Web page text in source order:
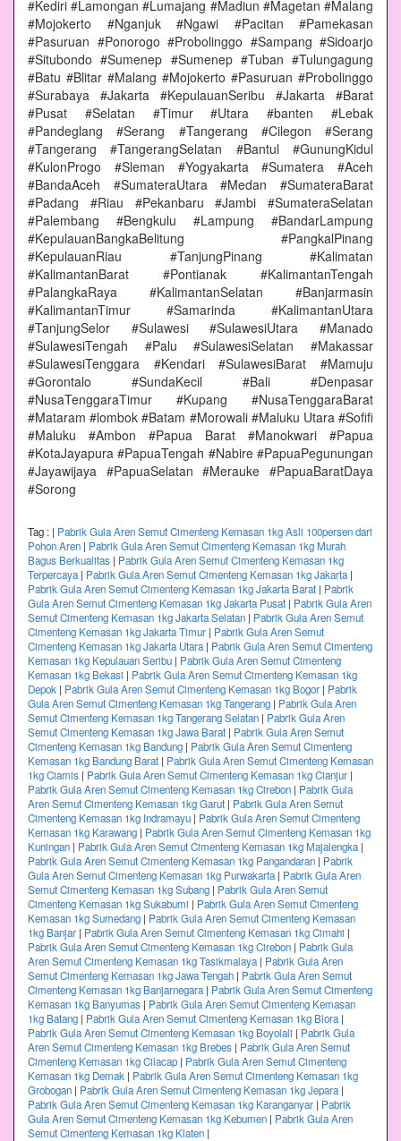
#Kediri #Lamongan #Lumajang #Madiun #Magetan #Malang
#Mojokerto #Nganjuk #Ngawi #Pacitan #Pamekasan
#Pasuruan #Ponorogo #Probolinggo #Sampang #Sidoarjo
#Situbondo #Sumenep #Sumenep #Tuban #Tulungagung
#Batu #Blitar #Malang #Mojokerto #Pasuruan #Probolinggo
#Surabaya #Jakarta #KepulauanSeribu #Jakarta #Barat
#Pusat #Selatan #Timur #Utara #banten #Lebak
#Pandeglang #Serang #Tangerang #Cilegon #Serang
#Tangerang #TangerangSelatan #Bantul #GunungKidul
#KulonProgo #Sleman #Yogyakarta #Sumatera #Aceh
#BandaAceh #SumateraUtara #Medan #SumateraBarat
#Padang #Riau #Pekanbaru #Jambi #SumateraSelatan
#Palembang #Bengkulu #Lampung #BandarLampung
#KepulauanBangkaBelitung #PangkalPinang
#KepulauanRiau #TanjungPinang #Kalimatan
#KalimantanBarat #Pontianak #KalimantanTengah
#PalangkaRaya #KalimantanSelatan #Banjarmasin
#KalimantanTimur #Samarinda #KalimantanUtara
#TanjungSelor #Sulawesi #SulawesiUtara #Manado
#SulawesiTengah #Palu #SulawesiSelatan #Makassar
#SulawesiTenggara #Kendari #SulawesiBarat #Mamuju
#Gorontalo #SundaKecil #Bali #Denpasar
#NusaTenggaraTimur #Kupang #NusaTenggaraBarat
#Mataram #lombok #Batam #Morowali #Maluku Utara #Sofifi
#Maluku #Ambon #Papua Barat #Manokwari #Papua
#KotaJayapura #PapuaTengah #Nabire #PapuaPegunungan
#Jayawijaya #PapuaSelatan #Merauke #PapuaBaratDaya
#Sorong
Tag : | Pabrik Gula Aren Semut Cimenteng Kemasan 1kg Asli 100persen dari
Pohon Aren | Pabrik Gula Aren Semut Cimenteng Kemasan 1kg Murah
Bagus Berkualitas | Pabrik Gula Aren Semut Cimenteng Kemasan 1kg
Terpercaya | Pabrik Gula Aren Semut Cimenteng Kemasan 1kg Jakarta |
Pabrik Gula Aren Semut Cimenteng Kemasan 1kg Jakarta Barat | Pabrik
Gula Aren Semut Cimenteng Kemasan 1kg Jakarta Pusat | Pabrik Gula Aren
Semut Cimenteng Kemasan 1kg Jakarta Selatan | Pabrik Gula Aren Semut
Cimenteng Kemasan 1kg Jakarta Timur | Pabrik Gula Aren Semut
Cimenteng Kemasan 1kg Jakarta Utara | Pabrik Gula Aren Semut Cimenteng
Kemasan 1kg Kepulauan Seribu | Pabrik Gula Aren Semut Cimenteng
Kemasan 1kg Bekasi | Pabrik Gula Aren Semut Cimenteng Kemasan 1kg
Depok | Pabrik Gula Aren Semut Cimenteng Kemasan 1kg Bogor | Pabrik
Gula Aren Semut Cimenteng Kemasan 1kg Tangerang | Pabrik Gula Aren
Semut Cimenteng Kemasan 1kg Tangerang Selatan | Pabrik Gula Aren
Semut Cimenteng Kemasan 1kg Jawa Barat | Pabrik Gula Aren Semut
Cimenteng Kemasan 1kg Bandung | Pabrik Gula Aren Semut Cimenteng
Kemasan 1kg Bandung Barat | Pabrik Gula Aren Semut Cimenteng Kemasan
1kg Ciamis | Pabrik Gula Aren Semut Cimenteng Kemasan 1kg Cianjur |
Pabrik Gula Aren Semut Cimenteng Kemasan 1kg Cirebon | Pabrik Gula
Aren Semut Cimenteng Kemasan 1kg Garut | Pabrik Gula Aren Semut
Cimenteng Kemasan 1kg Indramayu | Pabrik Gula Aren Semut Cimenteng
Kemasan 1kg Karawang | Pabrik Gula Aren Semut Cimenteng Kemasan 1kg
Kuningan | Pabrik Gula Aren Semut Cimenteng Kemasan 1kg Majalengka |
Pabrik Gula Aren Semut Cimenteng Kemasan 1kg Pangandaran | Pabrik
Gula Aren Semut Cimenteng Kemasan 1kg Purwakarta | Pabrik Gula Aren
Semut Cimenteng Kemasan 1kg Subang | Pabrik Gula Aren Semut
Cimenteng Kemasan 1kg Sukabumi | Pabrik Gula Aren Semut Cimenteng
Kemasan 1kg Sumedang | Pabrik Gula Aren Semut Cimenteng Kemasan
1kg Banjar | Pabrik Gula Aren Semut Cimenteng Kemasan 1kg Cimahi |
Pabrik Gula Aren Semut Cimenteng Kemasan 1kg Cirebon | Pabrik Gula
Aren Semut Cimenteng Kemasan 1kg Tasikmalaya | Pabrik Gula Aren
Semut Cimenteng Kemasan 1kg Jawa Tengah | Pabrik Gula Aren Semut
Cimenteng Kemasan 1kg Banjarnegara | Pabrik Gula Aren Semut Cimenteng
Kemasan 1kg Banyumas | Pabrik Gula Aren Semut Cimenteng Kemasan
1kg Batang | Pabrik Gula Aren Semut Cimenteng Kemasan 1kg Blora |
Pabrik Gula Aren Semut Cimenteng Kemasan 1kg Boyolali | Pabrik Gula
Aren Semut Cimenteng Kemasan 1kg Brebes | Pabrik Gula Aren Semut
Cimenteng Kemasan 1kg Cilacap | Pabrik Gula Aren Semut Cimenteng
Kemasan 1kg Demak | Pabrik Gula Aren Semut Cimenteng Kemasan 1kg
Grobogan | Pabrik Gula Aren Semut Cimenteng Kemasan 1kg Jepara |
Pabrik Gula Aren Semut Cimenteng Kemasan 1kg Karanganyar | Pabrik
Gula Aren Semut Cimenteng Kemasan 1kg Kebumen | Pabrik Gula Aren
Semut Cimenteng Kemasan 1kg Klaten |